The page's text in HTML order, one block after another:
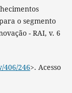
o segmento
- RAI, v. 6
246>. Acesso